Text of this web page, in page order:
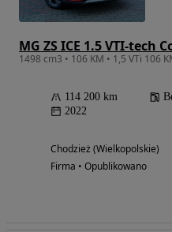
MG ZS ICE 1.5 VTI-tech
114 200 km
2022
Chodzież (Wielkopolskie)
Firma • Opublikowano